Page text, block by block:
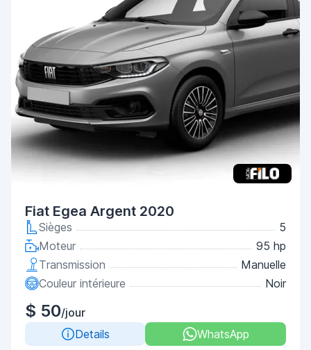
Fiat Egea Argent 2020
Sièges
5
Moteur
95 hp
Transmission
Manuelle
Couleur intérieure
Noir
$ 50/jour
Details
WhatsApp